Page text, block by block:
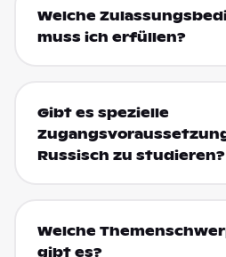
Welche
muss ich erfüllen?
Gibt es spezielle
Russisch zu studieren?
Welche
gibt es?